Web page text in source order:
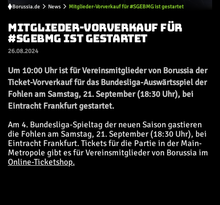
Borussia.de News Mitglieder-Vorverkauf für #SGEBMG ist gestartet
MITGLIEDER-VORVERKAUF FÜR
#SGEBMG IST GESTARTET
26.08.2024
Um 10:00 Uhr ist für Vereinsmitglieder von Borussia der
Ticket-Vorverkauf für das Bundesliga-Auswärtsspiel der
Fohlen am Samstag, 21. September (18:30 Uhr), bei
Eintracht Frankfurt gestartet.
Am 4. Bundesliga-Spieltag der neuen Saison gastieren
die Fohlen am Samstag, 21. September (18:30 Uhr), bei
Eintracht Frankfurt. Tickets für die Partie in der Main-
Metropole gibt es für Vereinsmitglieder von Borussia im
Online-Ticketshop.